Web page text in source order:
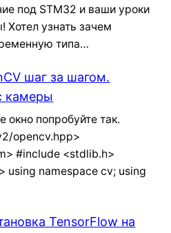
под STM32 и ваши уроки
Хотел узнать зачем
типа…
шаг за шагом.
камеры
окно попробуйте так.
opencv.hpp>
#include <stdlib.h>
using namespace cv; using
TensorFlow на